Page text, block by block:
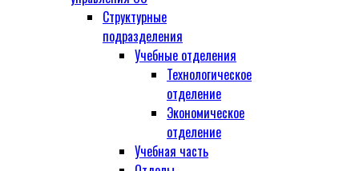
Структурные
подразделения
Учебные отделения
Технологическое
отделение
Экономическое
отделение
Учебная часть